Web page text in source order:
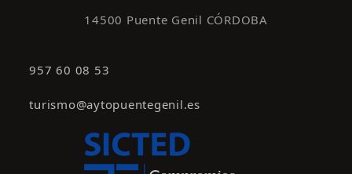
14500 Puente Genil CÓRDOBA
957 60 08 53
turismo@aytopuentegenil.es